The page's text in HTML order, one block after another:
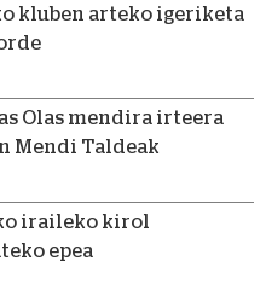
kluben arteko igeriketa
Olas mendira irteera
Mendi Taldeak
iraileko kirol
epea